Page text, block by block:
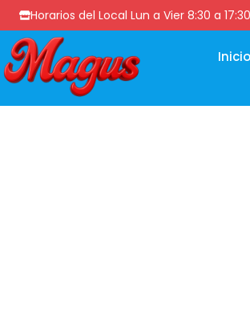
Horarios del Local Lun a Vier 8:30 a
Inicio